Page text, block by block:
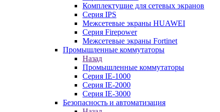
Комплектущие для сетевых экранов
Серия IPS
Межсетевые экраны HUAWEI
Серия Firepower
Межсетевые экраны Fortinet
Промышленные коммутаторы
Назад
Промышленные коммутаторы
Серия IE-1000
Серия IE-2000
Серия IE-3000
Безопасность и автоматизация